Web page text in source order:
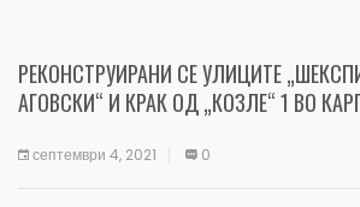
РЕКОНСТРУИРАНИ СЕ УЛИЦИТЕ
АГОВСКИ“ И КРАК ОД „КОЗЛЕ“ 1 ВО
септември 4, 2021 0